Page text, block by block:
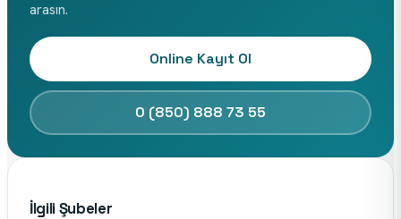
arasın.
Online Kayıt Ol
0 (850) 888 73 55
İlgili Şubeler